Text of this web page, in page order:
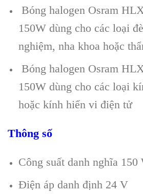
Bóng halogen Osram
150W dùng cho các loại
nghiệm, nha khoa hoặc
Bóng halogen Osram
150W dùng cho các loại
hoặc kính hiển vi điện tử
Thông số
Công suất danh nghĩa 150
Điện áp danh định 24 V